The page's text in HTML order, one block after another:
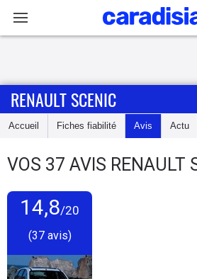
Accueil
Essais
Guide
Electriques
RENAULT SCENIC
Accueil Fiches fiabilité Avis Actu
VOS 37 AVIS RENAULT
14,8/20
(37 avis)